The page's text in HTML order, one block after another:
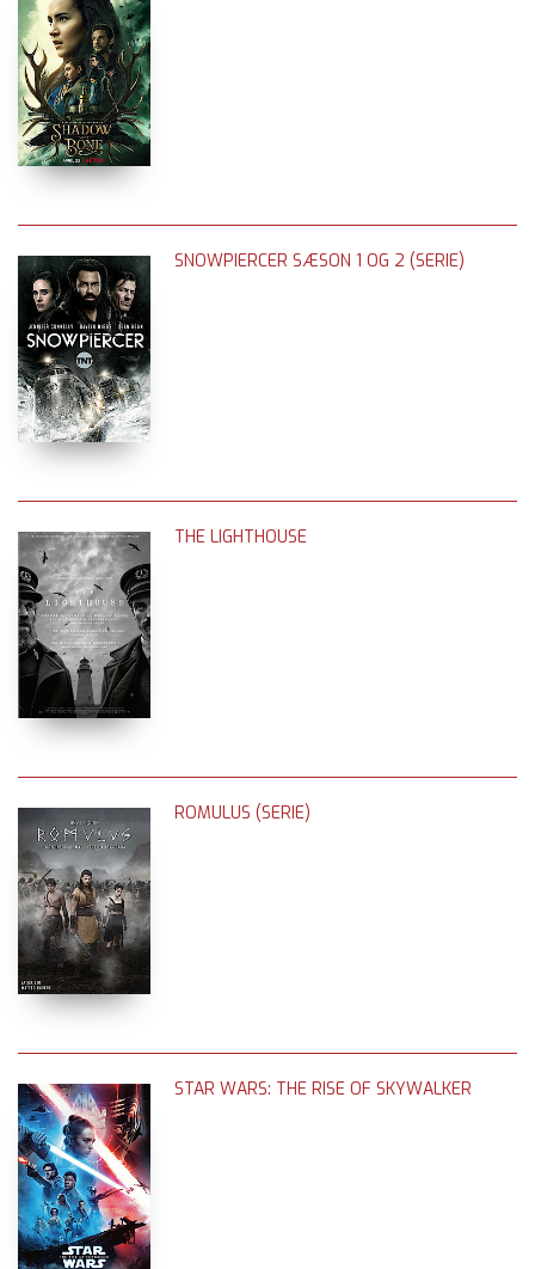
SNOWPIERCER SÆSON 1 OG 2 (SERIE)
THE LIGHTHOUSE
ROMULUS (SERIE)
STAR WARS: THE RISE OF SKYWALKER